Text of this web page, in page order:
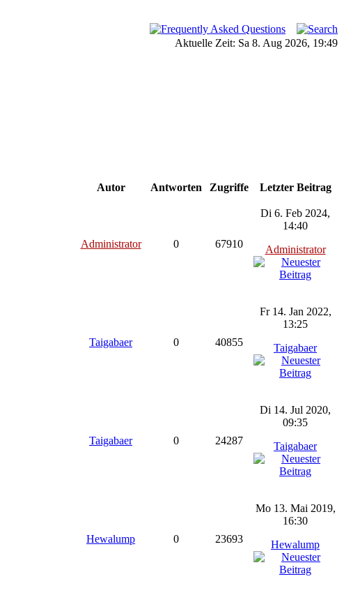
Aktuelle Zeit: Sa 8. Aug 2026, 19:49
Autor Antworten Zugriffe Letzter Beitrag
Administrator 0 67910
Di 6. Feb 2024,
14:40
Administrator
Taigabaer 0 40855
Fr 14. Jan 2022,
13:25
Taigabaer
Taigabaer 0 24287
Di 14. Jul 2020,
09:35
Taigabaer
Hewalump 0 23693
Mo 13. Mai 2019,
16:30
Hewalump